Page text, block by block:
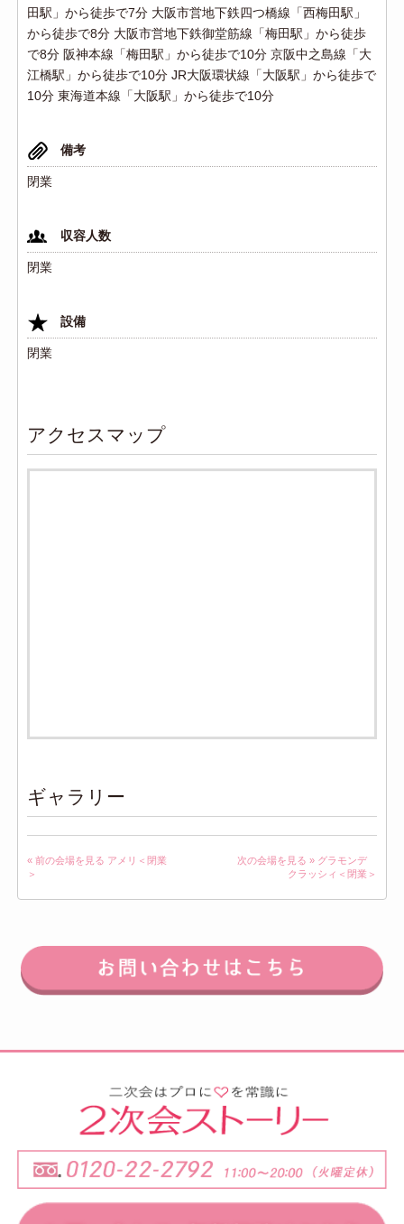
田駅」から徒歩で7分 大阪市営地下鉄四つ橋線「西梅田駅」
から徒歩で8分 大阪市営地下鉄御堂筋線「梅田駅」から徒歩
で8分 阪神本線「梅田駅」から徒歩で10分 京阪中之島線「大
江橋駅」から徒歩で10分 JR大阪環状線「大阪駅」から徒歩で
10分 東海道本線「大阪駅」から徒歩で10分
備考
閉業
収容人数
閉業
設備
閉業
アクセスマップ
ギャラリー
« 前の会場を見る アメリ＜閉業
＞
次の会場を見る » グラモンデ
クラッシィ＜閉業＞